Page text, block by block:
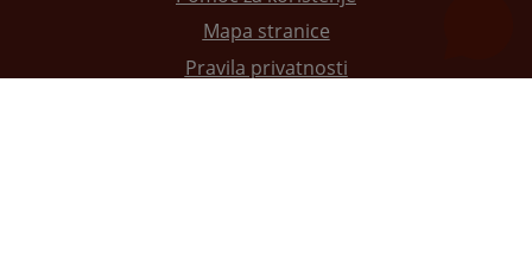
Mapa stranice
Pravila privatnosti